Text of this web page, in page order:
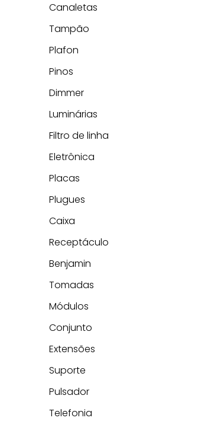
Canaletas
Tampão
Plafon
Pinos
Dimmer
Luminárias
Filtro de linha
Eletrônica
Placas
Plugues
Caixa
Receptáculo
Benjamin
Tomadas
Módulos
Conjunto
Extensões
Suporte
Pulsador
Telefonia